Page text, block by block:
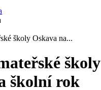
školy Oskava na...
školy
školní rok